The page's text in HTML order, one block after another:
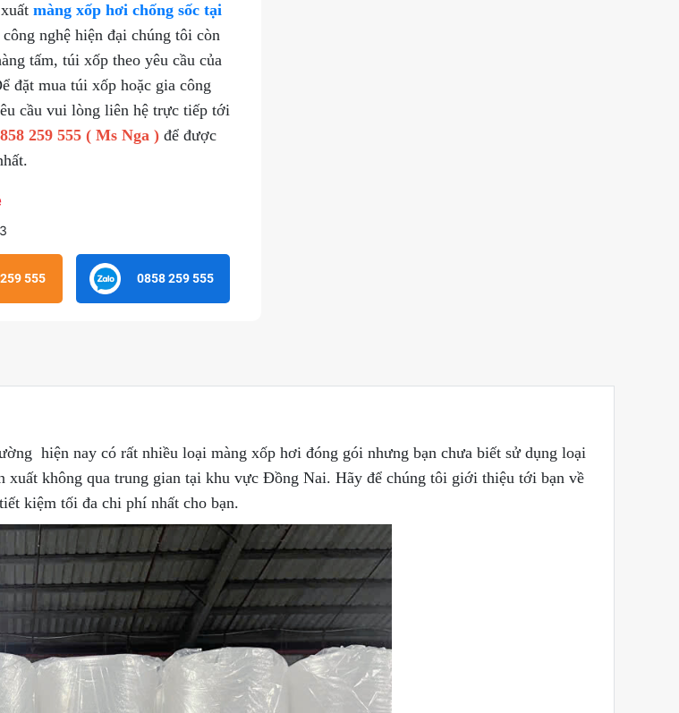
màng xốp hơi chống sốc tại
nghệ hiện đại chúng tôi còn
tấm, túi xốp theo yêu cầu của
đặt mua túi xốp hoặc gia công
cầu vui lòng liên hệ trực tiếp tới
259 555 ( Ms Nga ) để được
555 0858 259 555
hiện nay có rất nhiều loại màng xốp hơi đóng gói nhưng bạn chưa biết sử dụng loại
không qua trung gian tại khu vực Đồng Nai. Hãy để chúng tôi giới thiệu tới bạn về
kiệm tối đa chi phí nhất cho bạn.